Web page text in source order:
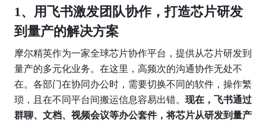
1、用飞书激发团队协作，打造芯片研发
到量产的解决方案
摩尔精英作为一家全球芯片协作平台，提供从芯片研发到
量产的多元化业务。在这里，高频次的沟通协作无处不
在。各部门在协同办公时，需要切换不同的软件，操作繁
琐，且在不同平台间搬运信息容易出错。 现在，飞书通过
群聊、文档、视频会议等办公套件，将芯片从研发到量产